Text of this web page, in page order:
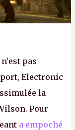
pas
Electronic
la
Pour
a empoché